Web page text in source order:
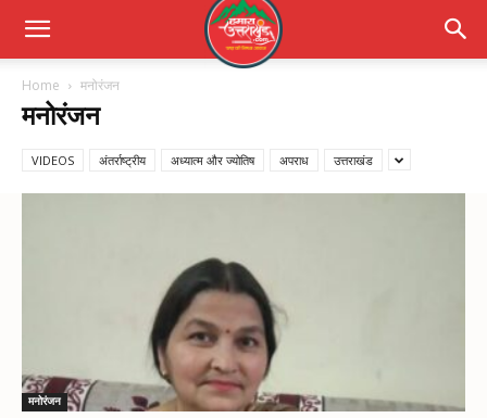
Home मनोरंजन
मनोरंजन
VIDEOS अंतर्राष्ट्रीय अध्यात्म और ज्योतिष अपराध उत्तराखंड
मनोरंजन